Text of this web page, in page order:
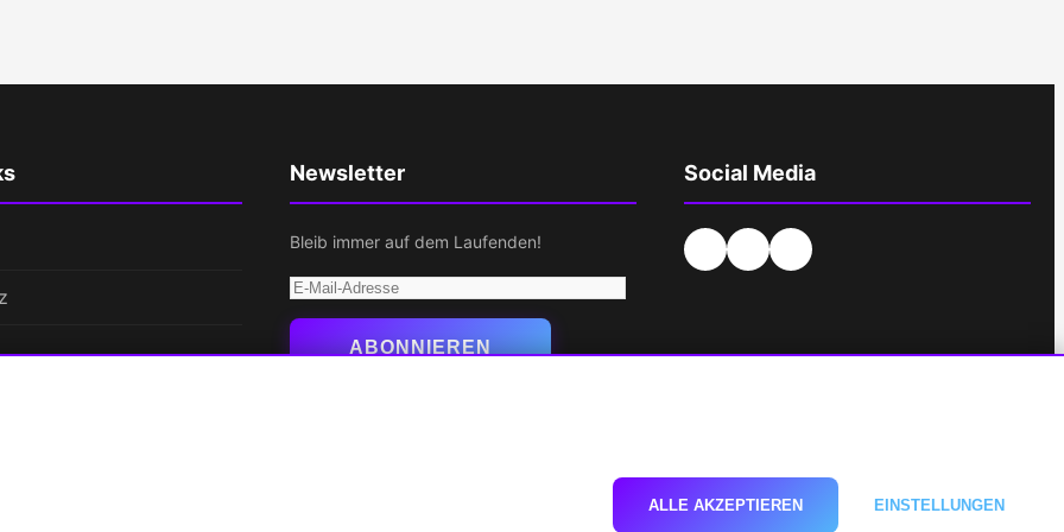
Newsletter
Bleib immer auf dem Laufenden!
E-
ABONNIEREN
Social Media
ALLE AKZEPTIEREN EINSTELLUNGEN